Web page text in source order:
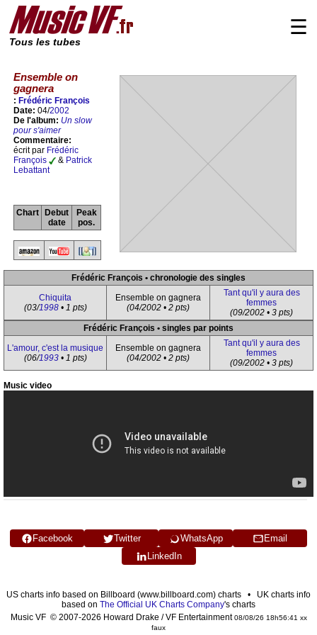
Tous les tubes
☰
Ensemble on
gagnera
: Frédéric François
Date: 04/2002
De l'album: Un slow
pour s'aimer
Commentaire:
écrit par Frédéric
François
& Patrick
Lebattant
Chart
Debut
date
Peak
pos.
Frédéric François • chronologie des singles
Chiquita
(03/1998• 1 pts)
Ensemble on gagnera
(04/2002 • 2 pts)
Tant qu'il y aura des
femmes
(09/2002 • 3 pts)
Frédéric François • singles par points
L'amour, c'est la musique
(06/1993• 1 pts)
Ensemble on gagnera
(04/2002 • 2 pts)
Tant qu'il y aura des
femmes
(09/2002 • 3 pts)
Music video
Facebook Twitter WhatsApp
Email
LinkedIn
US charts info based on Billboard (www.billboard.com) charts • UK charts info
based on The Official UK Charts Company's charts
Music VF © 2007-2026 Howard Drake / VF Entertainment08/08/26 18h56:41 xx
faux